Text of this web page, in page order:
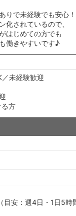
りで未経験でも安心！
化されているので、
はじめての方でも
働きやすいです♪
未経験歓迎
方
目安：週4日・1日5時